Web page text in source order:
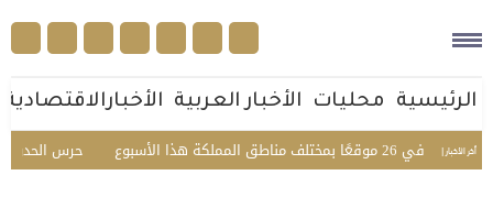
الرئيسية محليات الأخبار العربية الأخبارالاقتصادية
أخر الأخبار | حرس الحدود يحبط تهريب 45 كيلوجرامًا من المملكة هذا الأسبوع